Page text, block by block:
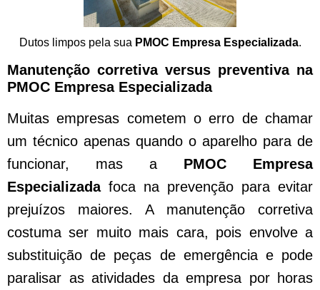
Dutos limpos pela sua PMOC Empresa Especializada.
Manutenção corretiva versus preventiva na
PMOC Empresa Especializada
Muitas empresas cometem o erro de chamar
um técnico apenas quando o aparelho para de
funcionar, mas a PMOC Empresa
Especializadafoca na prevenção para evitar
prejuízos maiores. A manutenção corretiva
costuma ser muito mais cara, pois envolve a
substituição de peças de emergência e pode
paralisar as atividades da empresa por horas